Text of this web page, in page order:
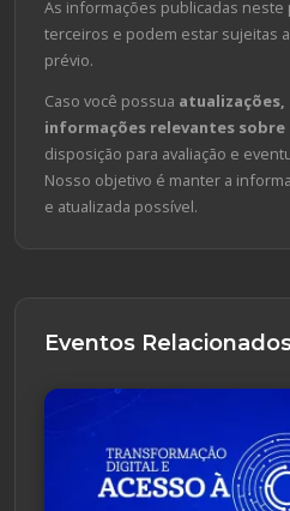
As informações publicadas
terceiros e podem estar sujeitas
prévio.
Caso você possua atualizações,
informações relevantes sobre
disposição para avaliação e
Nosso objetivo é manter a
e atualizada possível.
Eventos